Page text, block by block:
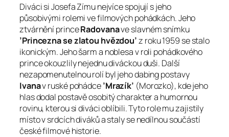
Diváci si Josefa Zímu nejvíce spojují s jeho
působivými rolemi ve filmových pohádkách. Jeho
ztvárnění princeRadovanave slavném snímku
’Princezna se zlatou hvězdou’z roku 1959 se stalo
ikonickým. Jeho šarm a noblesa v roli pohádkového
prince okouzlily nejednu diváckou duši. Další
nezapomenutelnou rolí byl jeho dabing postavy
Ivanav ruské pohádce’Mrazík’ (Morozko), kde jeho
hlas dodal postavě osobitý charakter a humornou
rovinu, kterou si diváci oblíbili. Tyto role mu zajistily
místo v srdcích diváků a staly se nedílnou součástí
české filmové historie.